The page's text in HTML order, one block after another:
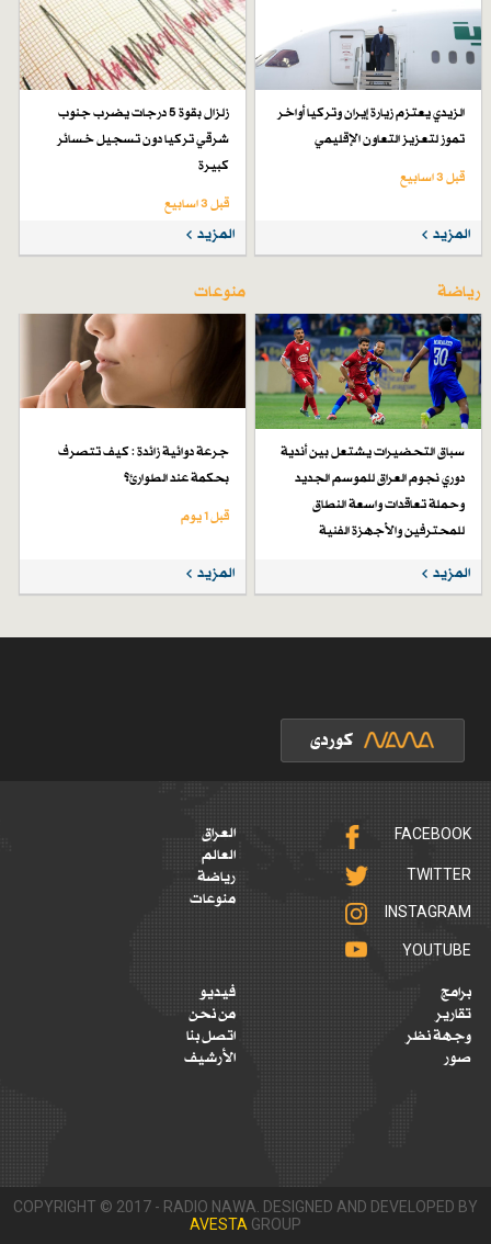
الزيدي يعتزم زيارة إيران وتركيا أواخر
تموز لتعزيز التعاون الإقليمي
قبل 3 اسابیع
المزيد
زلزال بقوة 5 درجات يضرب جنوب
شرقي تركيا دون تسجيل خسائر
كبيرة
قبل 3 اسابیع
المزيد
رياضة
سباق التحضيرات يشتعل بين أندية
دوري نجوم العراق للموسم الجديد
وحملة تعاقدات واسعة النطاق
للمحترفين والأجهزة الفنية
قبل 5 أيام
المزيد
منوعات
جرعة دوائية زائدة : كيف تتصرف
بحكمة عند الطوارئ؟
قبل 1 یوم
المزيد
FACEBOOK
TWITTER
INSTAGRAM
YOUTUBE
العراق
العالم
رياضة
منوعات
برامج
تقارير
وجهة نظر
صور
فيديو
من نحن
اتصل بنا
الأرشيف
COPYRIGHT © 2017 - RADIO NAWA. DESIGNED AND DEVELOPED BY
AVESTA GROUP